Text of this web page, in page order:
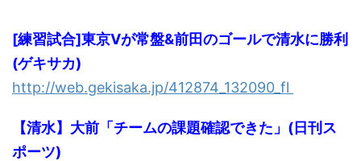
[練習試合]東京Vが常盤&前田のゴールで清水に勝利
(ゲキサカ)
http://web.gekisaka.jp/412874_132090_fl
【清水】大前「チームの課題確認できた」(日刊ス
ポーツ)